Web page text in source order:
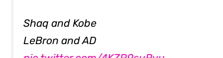
Shaq and Kobe
LeBron and AD